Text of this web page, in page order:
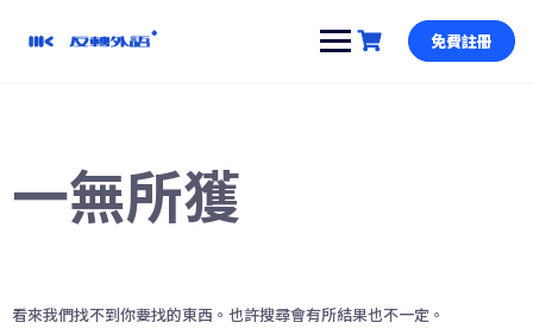
免費註冊
一無所獲
看來我們找不到你要找的東西。也許搜尋會有所結果也不一定。